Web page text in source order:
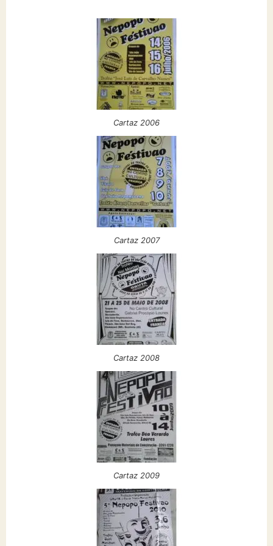
Cartaz 2006
Cartaz 2007
Cartaz 2008
Cartaz 2009